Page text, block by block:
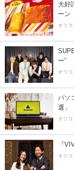
大好
ーン
オリコ
ー”
オリコ
パソ
選」
オリコ
『
オリコ